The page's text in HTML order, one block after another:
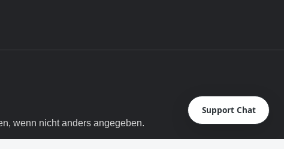
wenn nicht anders angegeben.
Support Chat